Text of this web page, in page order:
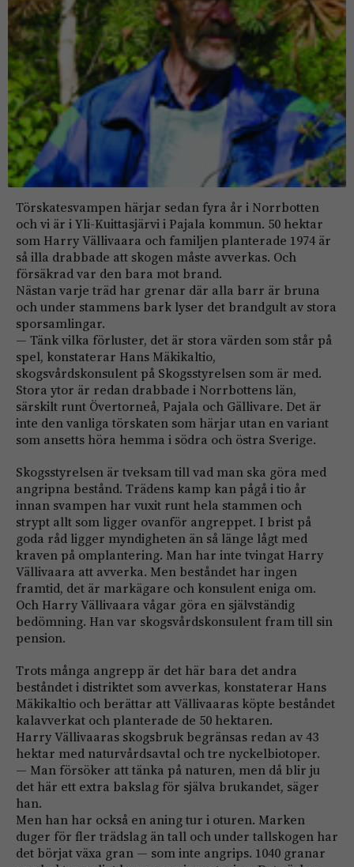
Törskatesvampen härjar sedan fyra år i Norrbotten
och vi är i Yli-Kuittasjärvi i Pajala kommun. 50 hektar
som Harry Vällivaara och familjen planterade 1974 är
så illa drabbade att skogen måste avverkas. Och
försäkrad var den bara mot brand.
Nästan varje träd har grenar där alla barr är bruna
och under stammens bark lyser det brandgult av stora
sporsamlingar.
— Tänk vilka förluster, det är stora värden som står på
spel, konstaterar Hans Mäkikaltio,
skogsvårdskonsulent på Skogsstyrelsen som är med.
Stora ytor är redan drabbade i Norrbottens län,
särskilt runt Övertorneå, Pajala och Gällivare. Det är
inte den vanliga törskaten som härjar utan en variant
som ansetts höra hemma i södra och östra Sverige.
Skogsstyrelsen är tveksam till vad man ska göra med
angripna bestånd. Trädens kamp kan pågå i tio år
innan svampen har vuxit runt hela stammen och
strypt allt som ligger ovanför angreppet. I brist på
goda råd ligger myndigheten än så länge lågt med
kraven på omplantering. Man har inte tvingat Harry
Vällivaara att avverka. Men beståndet har ingen
framtid, det är markägare och konsulent eniga om.
Och Harry Vällivaara vågar göra en självständig
bedömning. Han var skogsvårdskonsulent fram till sin
pension.
Trots många angrepp är det här bara det andra
beståndet i distriktet som avverkas, konstaterar Hans
Mäkikaltio och berättar att Vällivaaras köpte beståndet
kalavverkat och planterade de 50 hektaren.
Harry Vällivaaras skogsbruk begränsas redan av 43
hektar med naturvårdsavtal och tre nyckelbiotoper.
— Man försöker att tänka på naturen, men då blir ju
det här ett extra bakslag för själva brukandet, säger
han.
Men han har också en aning tur i oturen. Marken
duger för fler trädslag än tall och under tallskogen har
det börjat växa gran — som inte angrips. 1040 granar